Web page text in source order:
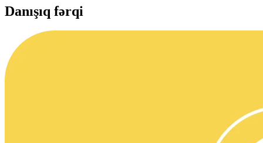
Danışıq fərqi